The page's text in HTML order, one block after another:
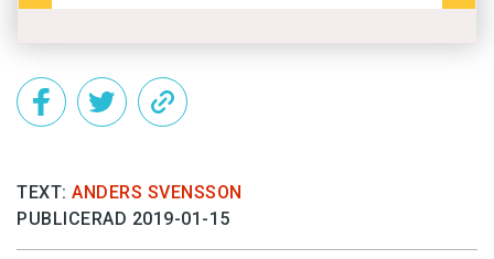
TEXT: ANDERS SVENSSON
PUBLICERAD 2019-01-15